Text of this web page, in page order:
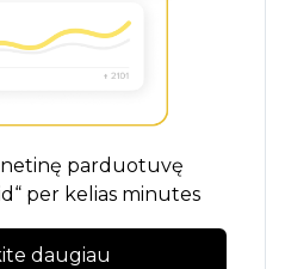
parduotuvę
per kelias minutes
daugiau